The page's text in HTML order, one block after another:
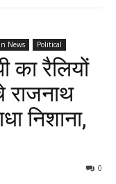
News Political
का रैलियों
राजनाथ
निशाना,
0